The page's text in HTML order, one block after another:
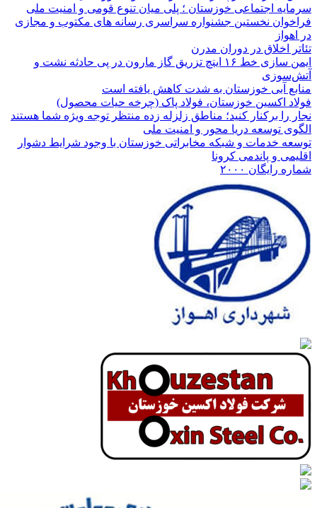
سرمایه اجتماعی خوزستان ؛ پلی میان تنوع قومی و امنیت ملی
فراخوان نخستین جشنواره سراسری رسانه های مکتوب و مجازی
در اهواز
تئاتر اخلاق در دوران مدرن
ایمن سازی خط ۱۶ اینچ تزریق گاز مارون در پی حادثه نشت و
آتش‌سوزی
منابع آبی خوزستان به شدت کاهش یافته است
فولاد اکسین خوزستان، فولاد پاک (چرخه حیات محصول)
نجار را برکنار کنید؛ مناطق زلزله زده منتظر توجه ویژه شما هستند
الگوی توسعه دریا محور و امنیت ملی
توسعه خدمات و شبکه مخابراتی خوزستان با وجود شرایط دشوار
اقلیمی و پاندمی کرونا
شماره رایگان ۲۰۰۰